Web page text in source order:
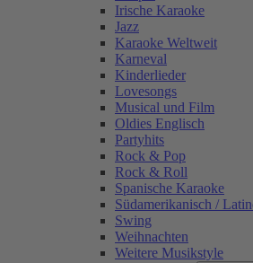
Irische Karaoke
Jazz
Karaoke Weltweit
Karneval
Kinderlieder
Lovesongs
Musical und Film
Oldies Englisch
Partyhits
Rock & Pop
Rock & Roll
Spanische Karaoke
Südamerikanisch /
Swing
Weihnachten
Weitere Musikstyle